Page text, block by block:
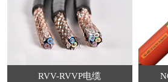
RVV-RVVP电缆